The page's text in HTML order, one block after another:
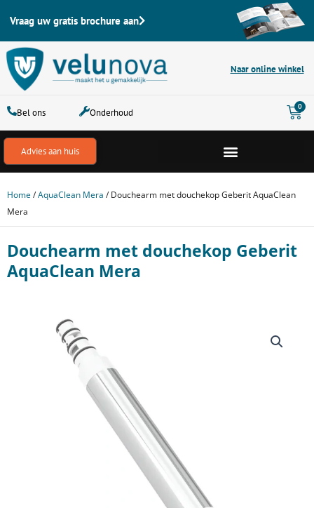
naar
de
inhoud
Vraag uw gratis brochure aan
Naar online winkel
Bel ons Onderhoud
0
Advies aan huis
Home/AquaClean Mera / Douchearm met douchekop Geberit AquaClean
Mera
Douchearm met douchekop Geberit
AquaClean Mera